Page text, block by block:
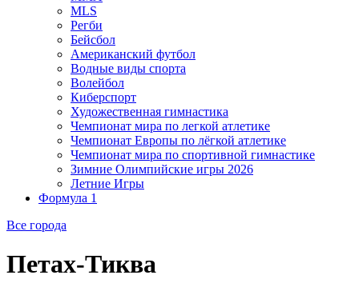
MLS
Регби
Бейсбол
Американский футбол
Водные виды спорта
Волейбол
Киберспорт
Художественная гимнастика
Чемпионат мира по легкой атлетике
Чемпионат Европы по лёгкой атлетике
Чемпионат мира по спортивной гимнастике
Зимние Олимпийские игры 2026
Летние Игры
Формула 1
Все города
Петах-Тиква